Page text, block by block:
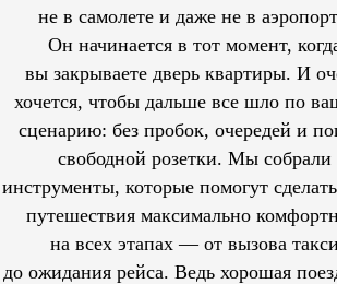
не в самолете и даже не в
Он начинается в тот момент,
вы закрываете дверь квартиры. И
хочется, чтобы дальше все шло по
сценарию: без пробок, очередей и
свободной розетки. Мы собрали
инструменты, которые помогут
путешествия максимально
на всех этапах — от вызова такси
до ожидания рейса. Ведь хорошая